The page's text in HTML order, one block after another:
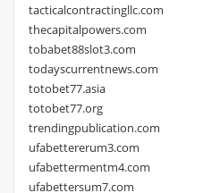
tacticalcontractingllc.com
thecapitalpowers.com
tobabet88slot3.com
todayscurrentnews.com
totobet77.asia
totobet77.org
trendingpublication.com
ufabettererum3.com
ufabettermentm4.com
ufabettersum7.com